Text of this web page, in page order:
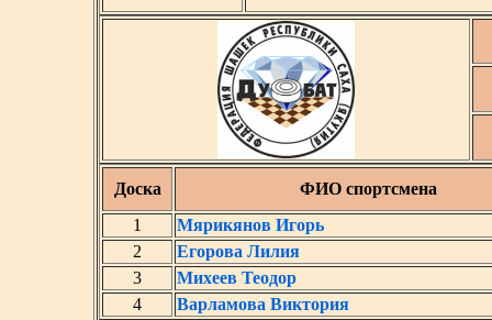
Доска
ФИО спортсмена
1
Мярикянов Игорь
2
Егорова Лилия
3
Михеев Теодор
4
Варламова Виктория